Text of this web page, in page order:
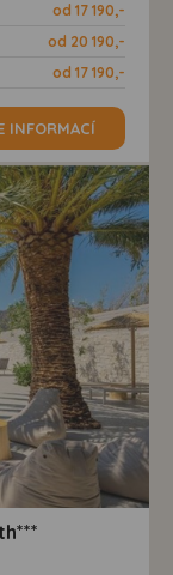
od 17 190,-
od 20 190,-
od 17 190,-
INFORMACÍ